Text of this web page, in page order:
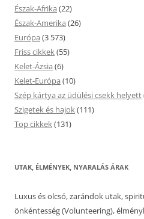
Észak-Afrika (22)
Észak-Amerika (26)
Európa (3 573)
Friss cikkek(55)
Kelet-Ázsia (6)
Kelet-Európa (10)
Szép kártya az üdülési csekk helyett
Szigetek és hajok(111)
Top cikkek(131)
UTAK, ÉLMÉNYEK, NYARALÁS ÁRAK
Luxus és olcsó, zarándok utak,
önkéntesség (Volunteering),